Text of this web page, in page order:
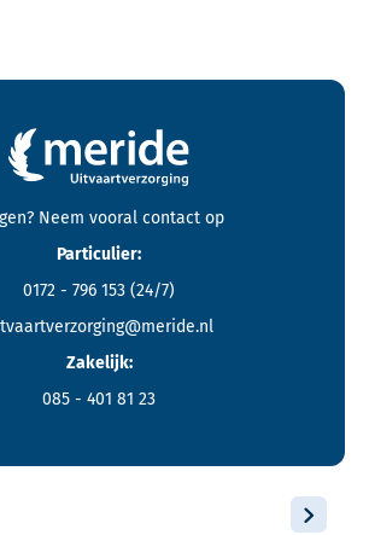
menu van Meride
Neem vooral contact op
Particulier:
0172 - 796 153 (24/7)
Zakelijk:
085 - 401 81 23